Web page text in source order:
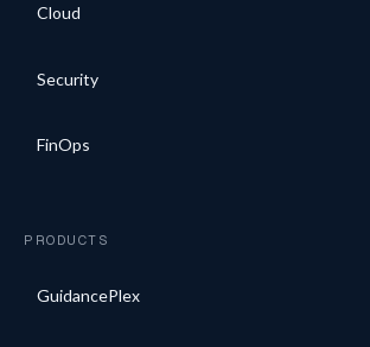
Cloud
Security
FinOps
PRODUCTS
GuidancePlex